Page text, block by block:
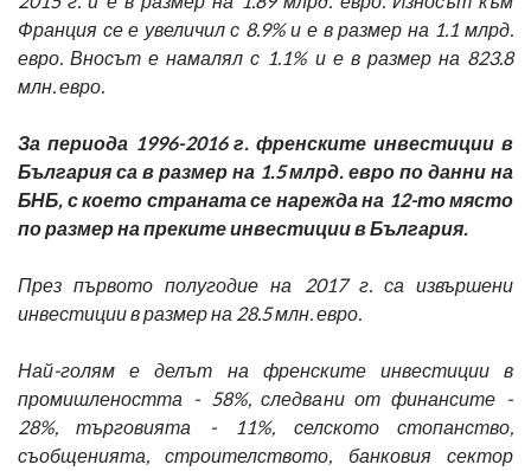
Франция се е увеличил с 8.9% и е в размер на 1.1 млрд.
евро. Вносът е намалял с 1.1% и е в размер на 823.8
млн. евро.
За периода 1996-2016 г. френските инвестиции в
България са в размер на 1.5 млрд. евро по данни на
БНБ, с което страната се нарежда на 12-то място
по размер на преките инвестиции в България.
През първото полугодие на 2017 г. са извършени
инвестиции в размер на 28.5 млн. евро.
Най-голям е делът на френските инвестиции в
промишлеността - 58%, следвани от финансите -
28%, търговията - 11%, селското стопанство,
съобщенията, строителството, банковия сектор